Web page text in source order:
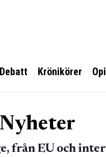
Debatt Krönikörer
Nyheter
från EU och